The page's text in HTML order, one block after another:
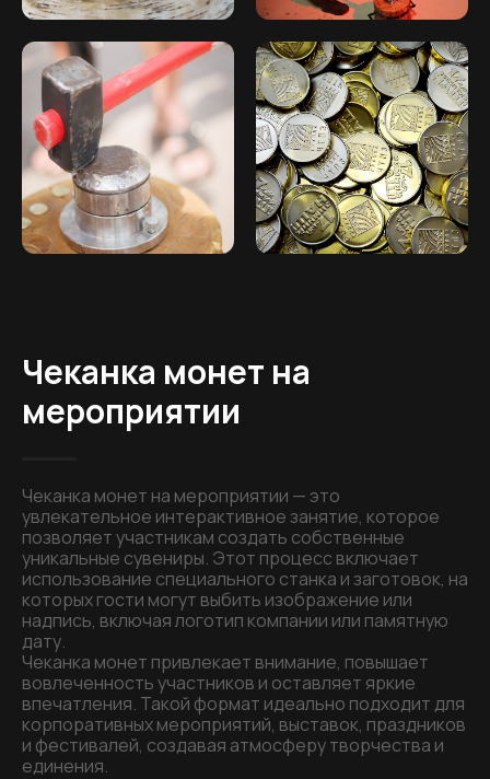
Чеканка монет на
мероприятии
Чеканка монет на мероприятии — это
увлекательное интерактивное занятие, которое
позволяет участникам создать собственные
уникальные сувениры. Этот процесс включает
использование специального станка и заготовок, на
которых гости могут выбить изображение или
надпись, включая логотип компании или памятную
дату.
Чеканка монет привлекает внимание, повышает
вовлеченность участников и оставляет яркие
впечатления. Такой формат идеально подходит для
корпоративных мероприятий, выставок, праздников
и фестивалей, создавая атмосферу творчества и
единения.